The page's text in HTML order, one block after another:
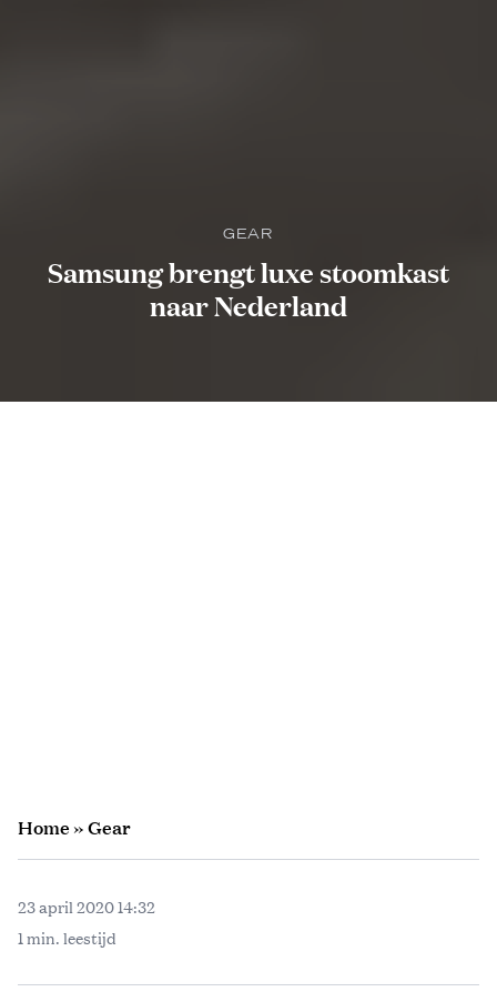
GEAR
Samsung brengt luxe stoomkast
naar Nederland
Home»Gear
23 april 2020 14:32
1 min. leestijd